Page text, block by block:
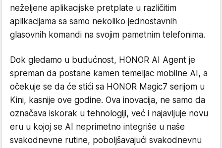
neželjene aplikacijske pretplate u različitim
aplikacijama sa samo nekoliko jednostavnih
glasovnih komandi na svojim pametnim telefonima.
Dok gledamo u budućnost, HONOR AI Agent je
spreman da postane kamen temeljac mobilne AI, a
očekuje se da će stići sa HONOR Magic7 serijom u
Kini, kasnije ove godine. Ova inovacija, ne samo da
označava iskorak u tehnologiji, već i najavljuje novu
eru u kojoj se AI neprimetno integriše u naše
svakodnevne rutine, poboljšavajući svakodnevnu